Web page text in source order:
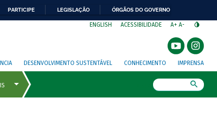
PARTICIPE LEGISLAÇÃO ÓRGÃOS DO GOVERNO
ENGLISH ACESSIBILIDADE A+ A-
DESENVOLVIMENTO SUSTENTÁVEL CONHECIMENTO IMPRENSA